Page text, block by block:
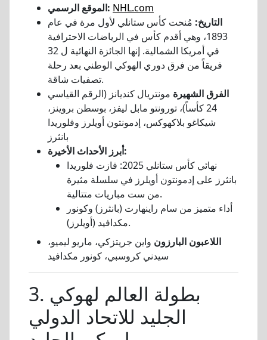
الموقع الرسمي: NHL.com
التاريخ: مُنحت كأس ستانلي لأول مرة في عام
1893، وهي أقدم كأس في الرياضات الاحترافية
في أمريكا الشمالية. إنها الجائزة النهائية ل 32
فريقاً من فرق دوري الهوكي الوطني بعد رحلة
تصفيات شاقة.
الفرق الشهيرة مونتريال كنديانز (الرقم القياسي
24 كأساً)، تورونتو مابل ليفز، بوسطن بروينز،
شيكاغو بلاكهوكس، إدمونتون أويلرز وفلوريدا
بانثرز
أبرز الأحداث الأخيرة:
نهائي كأس ستانلي 2025: فازت فلوريدا
بانثرز على إدمونتون أويلرز في سلسلة مثيرة
من ست مباريات متتالية.
أداء متميز من سام راينهارت (بانثرز) وكونور
مكدافيد (أويلرز).
اللاعبون البارزون واين جريتزكي، ماريو ليميو،
سيدني كروسبي، كونور مكدافيد
3. بطولة العالم لهوكي
الجليد للاتحاد الدولي